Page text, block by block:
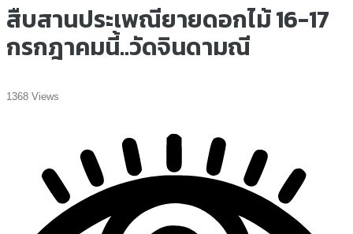
สืบสานประเพณียายดอกไม้ 16-17
กรกฎาคมนี้..วัดจินดามณี
1368 Views